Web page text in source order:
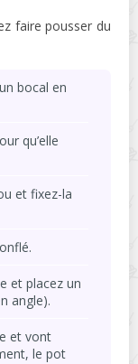
faire pousser du
bocal en
qu’elle
et fixez-la
et placez un
angle).
et vont
le pot